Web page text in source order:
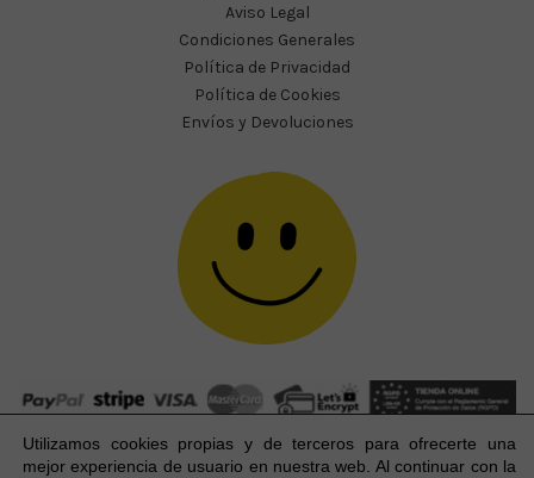
Aviso Legal
Condiciones Generales
Política de Privacidad
Política de Cookies
Envíos y Devoluciones
Utilizamos cookies propias y de terceros para ofrecerte una
mejor experiencia de usuario en nuestra web. Al continuar con la